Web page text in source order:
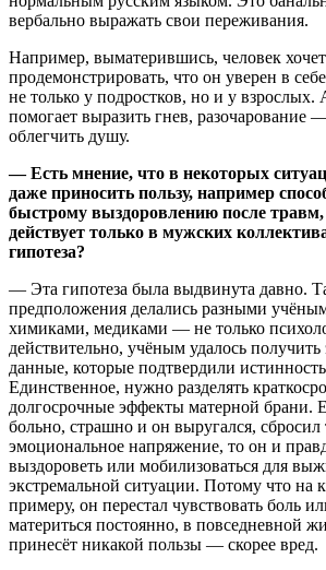
вербально выражать свои переживания.
Например, выматерившись, человек хочет
продемонстрировать, что он уверен в
не только у подростков, но и у взрослых.
помогает выразить гнев, разочарование
облегчить душу.
—Есть мнение, что в некоторых
даже приносить пользу, например
быстрому выздоровлению после травм,
действует только в мужских
гипотеза?
— Эта гипотеза была выдвинута давно.
предположения делались разными
химиками, медиками — не только
действительно, учёным удалось
данные, которые подтвердили
Единственное, нужно разделять
долгосрочные эффекты матерной брани.
больно, страшно и он выругался, сбросил
эмоциональное напряжение, то он и
выздороветь или мобилизоваться для
экстремальной ситуации. Потому что на
примеру, он перестал чувствовать боль
материться постоянно, в повседневной
принесёт никакой пользы — скорее вред.